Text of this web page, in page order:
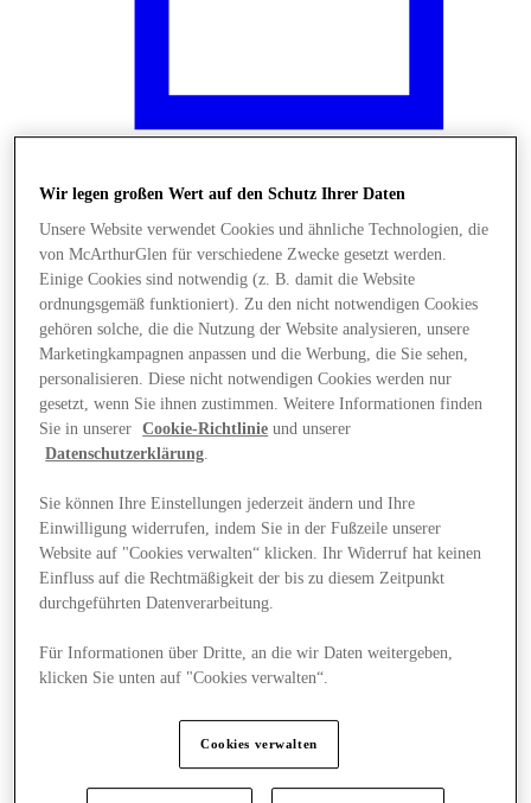
Stores
Wir legen großen Wert auf den Schutz Ihrer Daten
Unsere Website verwendet Cookies und ähnliche Technologien, die
von McArthurGlen für verschiedene Zwecke gesetzt werden.
Einige Cookies sind notwendig (z. B. damit die Website
ordnungsgemäß funktioniert). Zu den nicht notwendigen Cookies
gehören solche, die die Nutzung der Website analysieren, unsere
Marketingkampagnen anpassen und die Werbung, die Sie sehen,
personalisieren. Diese nicht notwendigen Cookies werden nur
gesetzt, wenn Sie ihnen zustimmen. Weitere Informationen finden
Sie in unserer
Cookie-Richtlinie und unserer
Datenschutzerklärung.
Sie können Ihre Einstellungen jederzeit ändern und Ihre
Einwilligung widerrufen, indem Sie in der Fußzeile unserer
Website auf "Cookies verwalten“ klicken. Ihr Widerruf hat keinen
Einfluss auf die Rechtmäßigkeit der bis zu diesem Zeitpunkt
durchgeführten Datenverarbeitung.
Für Informationen über Dritte, an die wir Daten weitergeben,
klicken Sie unten auf "Cookies verwalten“.
Cookies verwalten